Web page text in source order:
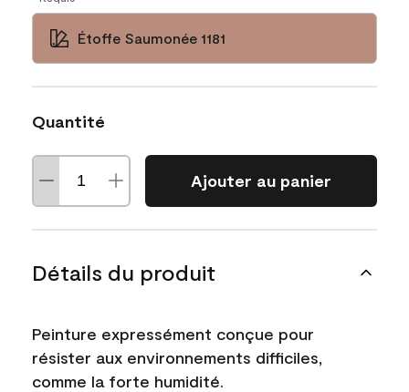
Étoffe Saumonée 1181
Quantité
Ajouter au panier
Détails du produit
Peinture expressément conçue pour
résister aux environnements difficiles,
comme la forte humidité.